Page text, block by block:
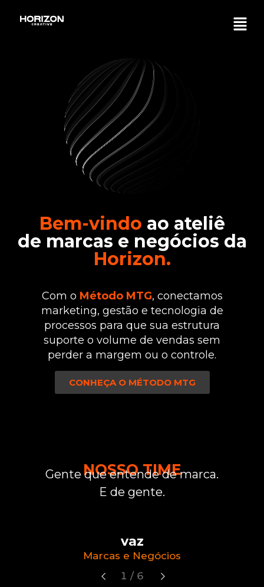
Bem-vindo ao ateliê
de marcas e negócios da
Horizon.
Com o Método MTG, conectamos
marketing, gestão e tecnologia de
processos para que sua estrutura
suporte o volume de vendas sem
perder a margem ou o controle.
CONHEÇA O MÉTODO MTG
NOSSO TIME
Gente que entende de marca.
E de gente.
vaz
Marcas e Negócios
1 / 6
vaz, Marcas e Negócios